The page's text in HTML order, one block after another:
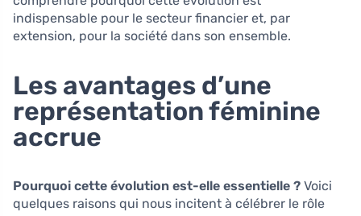
indispensable pour le secteur financier et, par
extension, pour la société dans son ensemble.
Les avantages d’une
représentation féminine
accrue
Pourquoi cette évolution est-elle essentielle ? Voici
quelques raisons qui nous incitent à célébrer le rôle